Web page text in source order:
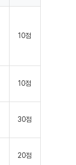
10점
10점
30점
20점